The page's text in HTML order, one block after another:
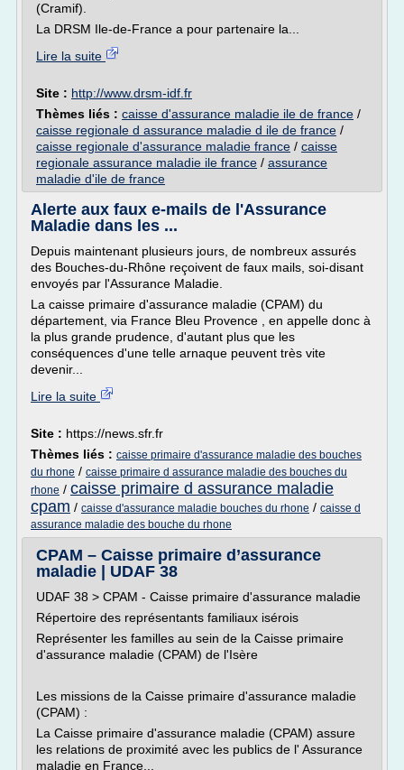
(Cramif).
La DRSM Ile-de-France a pour partenaire la...
Lire la suite
Site : http://www.drsm-idf.fr
Thèmes liés : caisse d'assurance maladie ile de france /
caisse regionale d assurance maladie d ile de france /
caisse regionale d'assurance maladie france / caisse
regionale assurance maladie ile france / assurance
maladie d'ile de france
Alerte aux faux e-mails de l'Assurance
Maladie dans les ...
Depuis maintenant plusieurs jours, de nombreux assurés
des Bouches-du-Rhône reçoivent de faux mails, soi-disant
envoyés par l'Assurance Maladie.
La caisse primaire d'assurance maladie (CPAM) du
département, via France Bleu Provence , en appelle donc à
la plus grande prudence, d'autant plus que les
conséquences d'une telle arnaque peuvent très vite
devenir...
Lire la suite
Site : https://news.sfr.fr
Thèmes liés : caisse primaire d'assurance maladie des bouches
du rhone / caisse primaire d assurance maladie des bouches du
rhone / caisse primaire d assurance maladie
cpam / caisse d'assurance maladie bouches du rhone / caisse d
assurance maladie des bouche du rhone
CPAM – Caisse primaire d’assurance
maladie | UDAF 38
UDAF 38 > CPAM - Caisse primaire d'assurance maladie
Répertoire des représentants familiaux isérois
Représenter les familles au sein de la Caisse primaire
d'assurance maladie (CPAM) de l'Isère
Les missions de la Caisse primaire d'assurance maladie
(CPAM) :
La Caisse primaire d'assurance maladie (CPAM) assure
les relations de proximité avec les publics de l' Assurance
maladie en France...